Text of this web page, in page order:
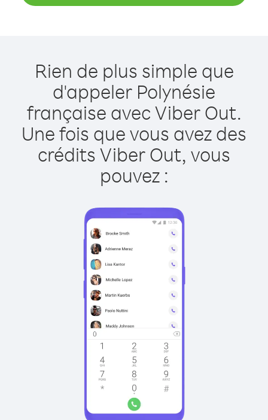
Rien de plus simple que
d'appeler Polynésie
française avec Viber Out.
Une fois que vous avez des
crédits Viber Out, vous
pouvez :